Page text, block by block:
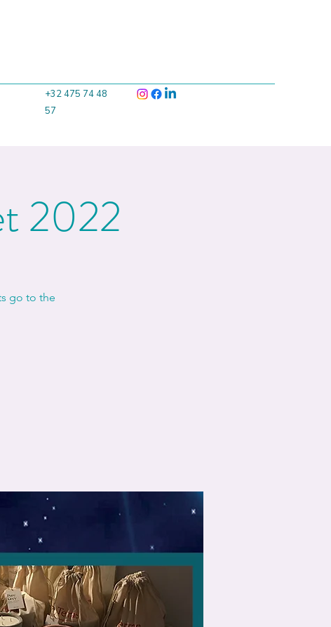
+32 475 74 48
57
2022
go to the